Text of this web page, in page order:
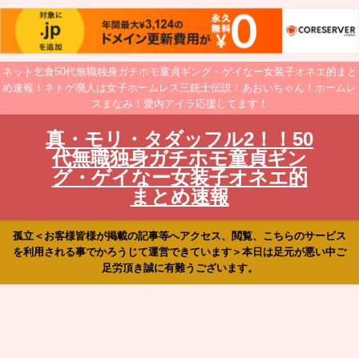
ネット乞食50代無職独身ガチホモ童貞ギング・ゲイなー女装子オネエ的まと
め速報！ネトゲ廃人は女子ホームレス三銃士伝説！あおいちゃん！ホームレ
スまなみ！愛内アイラ応援してます！
真・モリ・タダッフル2！！50
代無職独身ガチホモ童貞ギン
グ・ゲイなー女装子オネエ的
まとめ速報
孤立＜お客様皆様が掲載の記事等へアクセス、閲覧、こちらのサービス
を利用される事でかろうじて運営できています＞本日は足元が悪い中ご
足労頂き誠に有難うございます。